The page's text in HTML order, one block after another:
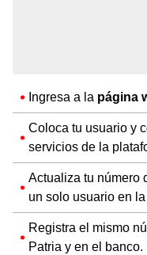
Ingresa a la página
Coloca tu usuario y
servicios de la
Actualiza tu número
un solo usuario en
Registra el mismo
Patria y en el banco.